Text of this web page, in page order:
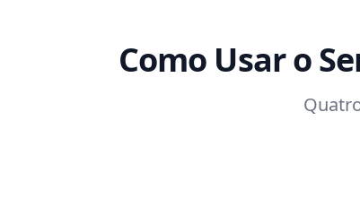
Como Usar o